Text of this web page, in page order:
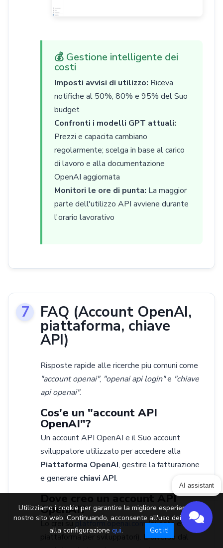
Utilizziamo i cookie per garantire la migliore esperienza sul
nostro sito web. Continuando, acconsente all'uso dei cookie o
alla configurazione qui. Got it!
💰 Gestione intelligente dei
costi
Imposti avvisi di utilizzo: Riceva
notifiche al 50%, 80% e 95% del Suo
budget
Confronti i modelli GPT attuali:
Prezzi e capacita cambiano
regolarmente; scelga in base al carico
di lavoro e alla documentazione
OpenAI aggiornata
Monitori le ore di punta: La maggior
parte dell'utilizzo API avviene durante
l'orario lavorativo
FAQ (Account OpenAI,
piattaforma, chiave
API)
Risposte rapide alle ricerche piu comuni come
"account openai", "openai api login"e "chiave
api openai".
Cos'e un "account API
OpenAI"?
Un account API OpenAI e il Suo account
sviluppatore utilizzato per accedere alla
Piattaforma OpenAI, gestire la fatturazione
e generare chiavi API.
Dove creo un account API
OpenAI?
Lo crei suplatform.openai.com(questa e la
piattaforma per sviluppatori). E diverso dal